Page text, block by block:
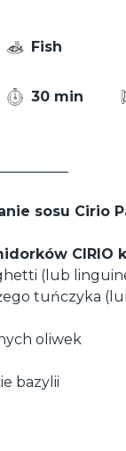
Fish
30 min
sosu Cirio
CIRIO
(lub
tuńczyka
oliwek
bazylii